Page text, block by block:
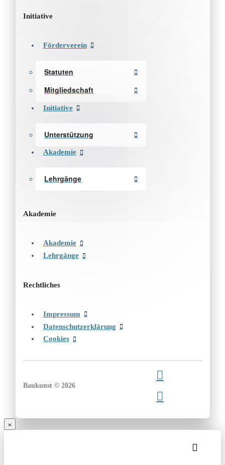
Initiative
Förderverein
Statuten
Mitgliedschaft
Initiative
Unterstützung
Akademie
Lehrgänge
Akademie
Akademie
Lehrgänge
Rechtliches
Impressum
Datenschutzerklärung
Cookies
Baukunst © 2026